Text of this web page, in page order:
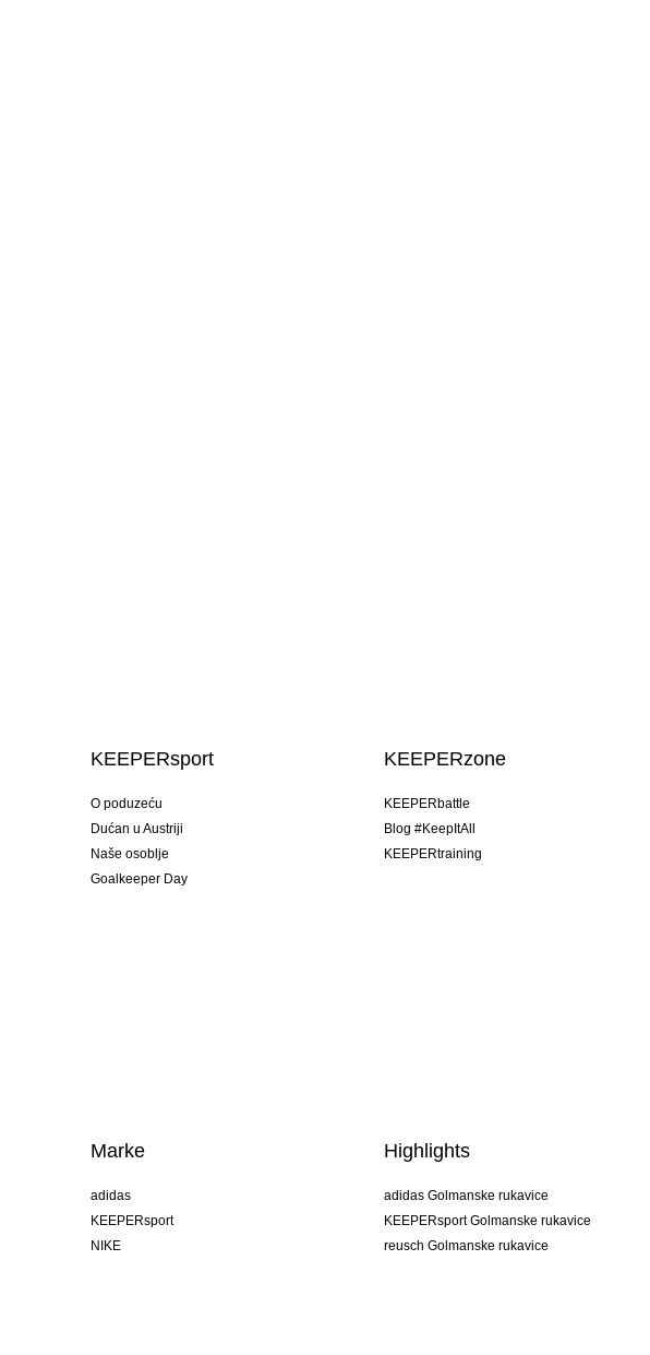
KEEPERsport
O poduzeću
Dućan u Austriji
Naše osoblje
Goalkeeper Day
KEEPERzone
KEEPERbattle
Blog #KeepItAll
KEEPERtraining
Marke
adidas
KEEPERsport
NIKE
Highlights
adidas Golmanske rukavice
KEEPERsport Golmanske rukavice
reusch Golmanske rukavice